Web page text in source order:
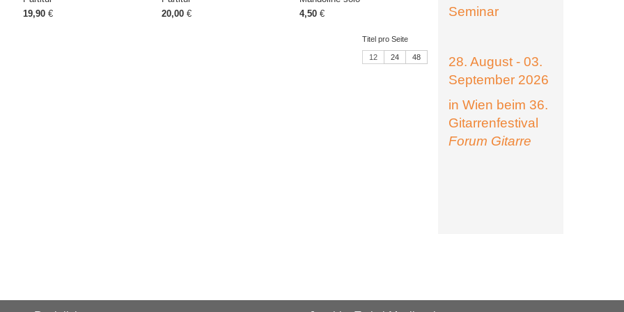
19,90 €
20,00 €
4,50€
Titel pro Seite
12 24 48
Seminar
28. August - 03.
September 2026
in Wien beim 36.
Gitarrenfestival
Forum Gitarre